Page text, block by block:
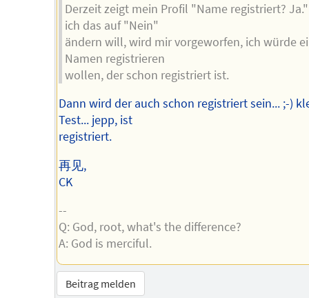
Derzeit zeigt mein Profil "Name registriert?
ich das auf "Nein"
ändern will, wird mir vorgeworfen, ich würde
Namen registrieren
wollen, der schon registriert ist.
Dann wird der auch schon registriert sein... ;-)
Test... jepp, ist
registriert.
再见,
CK
--
Q: God, root, what's the difference?
A: God is merciful.
Beitrag melden